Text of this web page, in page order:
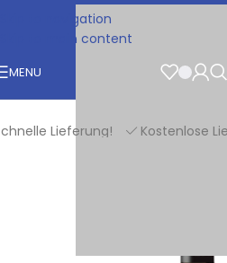
Skip to navigation
Skip to main content
MENU
Lieferung! Kostenlose